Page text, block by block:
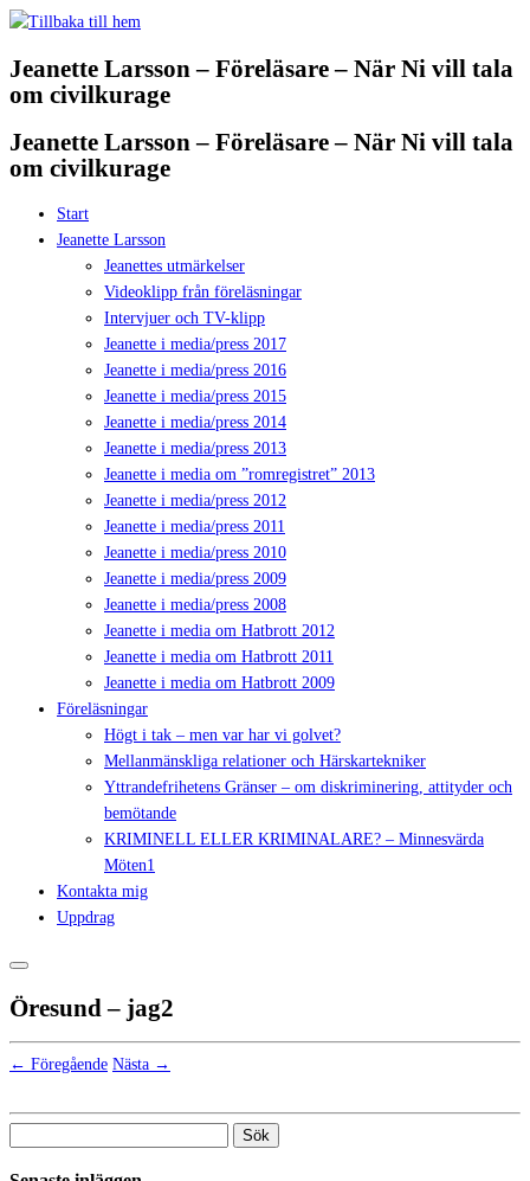
Hoppa
innehåll
Jeanette Larsson – Föreläsare – När Ni vill tala
om civilkurage
Jeanette Larsson – Föreläsare – När Ni vill tala
om civilkurage
Start
Jeanette Larsson
Jeanettes utmärkelser
Videoklipp från föreläsningar
Intervjuer och TV-klipp
Jeanette i media/press 2017
Jeanette i media/press 2016
Jeanette i media/press 2015
Jeanette i media/press 2014
Jeanette i media/press 2013
Jeanette i media om ”romregistret” 2013
Jeanette i media/press 2012
Jeanette i media/press 2011
Jeanette i media/press 2010
Jeanette i media/press 2009
Jeanette i media/press 2008
Jeanette i media om Hatbrott 2012
Jeanette i media om Hatbrott 2011
Jeanette i media om Hatbrott 2009
Föreläsningar
Högt i tak – men var har vi golvet?
Mellanmänskliga relationer och Härskartekniker
Yttrandefrihetens Gränser – om diskriminering, attityder och
bemötande
KRIMINELL ELLER KRIMINALARE? – Minnesvärda
Möten1
Kontakta mig
Uppdrag
Öresund – jag2
← Föregående Nästa →